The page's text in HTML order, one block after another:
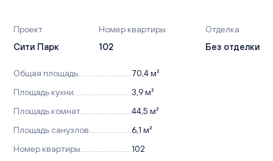
Проект
Сити Парк
Номер квартиры
102
Отделка
Без отделки
Общая площадь
70,4 м²
Площадь кухни
3,9 м²
Площадь комнат
44,5 м²
Площадь санузлов
6,1 м²
Номер квартиры
102